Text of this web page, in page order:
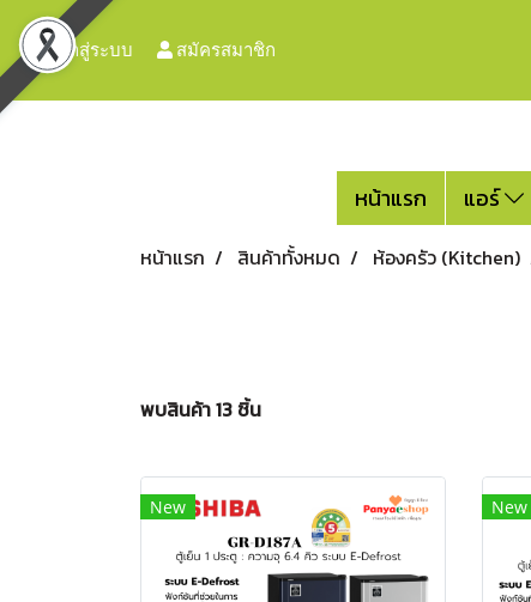
เข้าสู่ระบบ สมัครสมาชิก
หน้าแรก แอร์
หน้าแรก สินค้าทั้งหมด ห้องครัว (Kitchen)
พบสินค้า 13 ชิ้น
New New